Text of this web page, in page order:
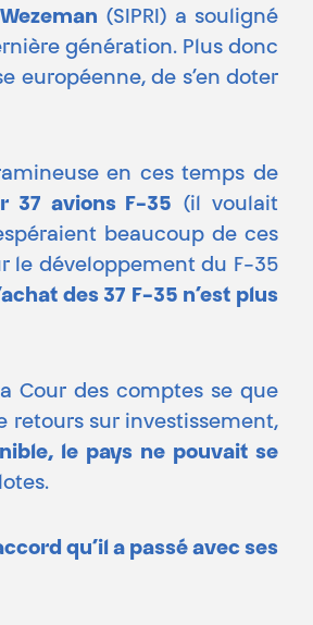
(SIPRI) a souligné
génération. Plus donc
européenne, de s’en doter
en ces temps de
37 avions F-35 (il voulait
beaucoup de ces
le développement du F-35
des 37 F-35 n’est plus
Cour des comptes se que
retours sur investissement,
le pays ne pouvait se
qu’il a passé avec ses